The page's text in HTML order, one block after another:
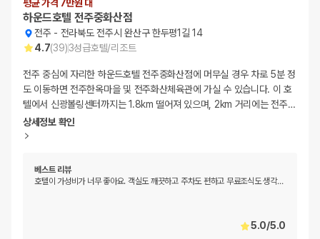
평균 가격 7만원 대
하운드호텔 전주중화산점
전주 - 전라북도 전주시 완산구 한두평1길 14
4.7(39)3성급호텔/리조트
전주 중심에 자리한 하운드호텔 전주중화산점에 머무실 경우 차로 5분 정
도 이동하면 전주한옥마을 및 전주화산체육관에 가실 수 있습니다. 이 호
텔에서 신광볼링센터까지는 1.8km 떨어져 있으며, 2km 거리에는 전주…
상세정보 확인
베스트 리뷰
호텔이 가성비가 너무 좋아요. 객실도 깨끗하고 주차도 편하고 무료조식도 생각…
5.0/5.0